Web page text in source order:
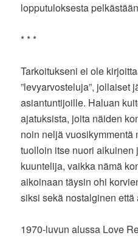
lopputuloksesta
* * *
Tarkoitukseni ei ole
”levyarvosteluja”, jollaiset
asiantuntijoille. Haluan
ajatuksista, joita näiden
noin neljä vuosikymmentä
tuolloin itse nuori aikuinen
kuuntelija, vaikka nämä
aikoinaan täysin ohi
siksi sekä nostalginen että
1970-luvun alussa Love